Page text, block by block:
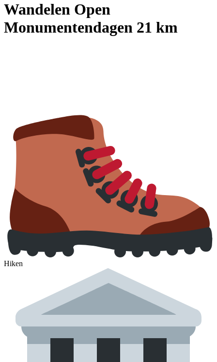
Wandelen Open
Monumentendagen 21 km
Hiken